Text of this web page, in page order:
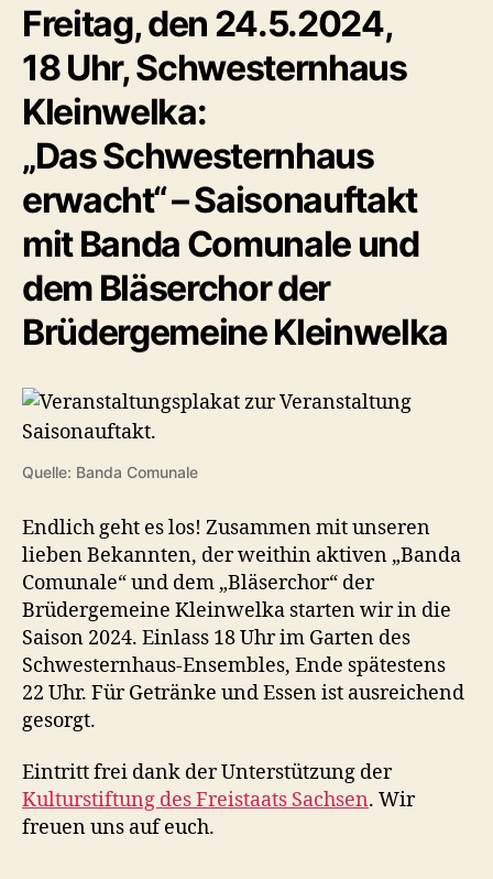
Freitag, den 24.5.2024,
18 Uhr, Schwesternhaus
Kleinwelka:
„Das Schwesternhaus
erwacht“ – Saisonauftakt
mit Banda Comunale und
dem Bläserchor der
Brüdergemeine Kleinwelka
Quelle: Banda Comunale
Endlich geht es los! Zusammen mit unseren
lieben Bekannten, der weithin aktiven „Banda
Comunale“ und dem „Bläserchor“ der
Brüdergemeine Kleinwelka starten wir in die
Saison 2024. Einlass 18 Uhr im Garten des
Schwesternhaus-Ensembles, Ende spätestens
22 Uhr. Für Getränke und Essen ist ausreichend
gesorgt.
Eintritt frei dank der Unterstützung der
Kulturstiftung des Freistaats Sachsen. Wir
freuen uns auf euch.